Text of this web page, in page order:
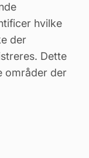
hvilke
der
Dette
områder der